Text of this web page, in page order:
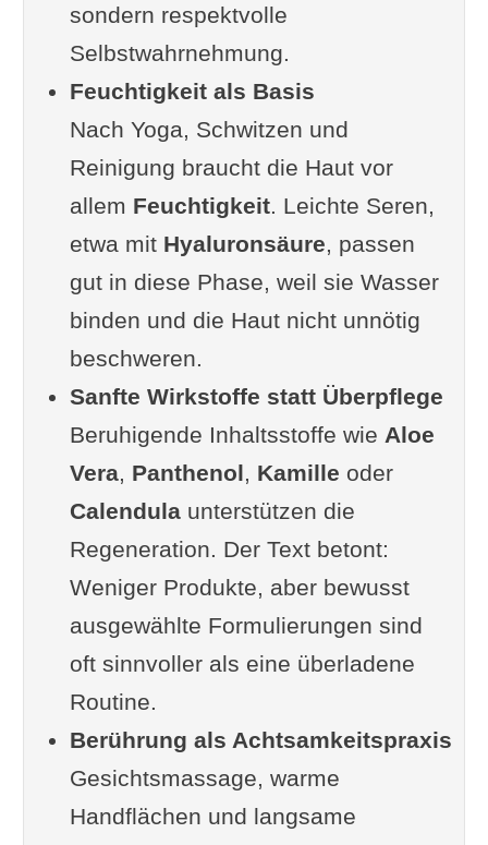
Anker
Häufig gestellte Fragen
Wie lange sollte ein
achtsames Hautpflegeritual
nach dem Yoga dauern?
Welche Produkte eignen sich
besonders gut für die Pflege
nach dem Yoga?
Lässt sich Ganzheitliche
Gesichtspflege auch ohne
Yogapraxis als
Achtsamkeitsritual nutzen?
Ergänzung oder Frage von dir
Im Zusammenhang interessant
FunFacts zum Thema Yoga &
Haut
Weiterlesen
sondern respektvolle
Selbstwahrnehmung.
Feuchtigkeit als Basis
Nach Yoga, Schwitzen und
Reinigung braucht die Haut vor
allem Feuchtigkeit. Leichte Seren,
etwa mit Hyaluronsäure, passen
gut in diese Phase, weil sie Wasser
binden und die Haut nicht unnötig
beschweren.
Sanfte Wirkstoffe statt Überpflege
Beruhigende Inhaltsstoffe wie Aloe
Vera, Panthenol, Kamille oder
Calendulaunterstützen die
Regeneration. Der Text betont:
Weniger Produkte, aber bewusst
ausgewählte Formulierungen sind
oft sinnvoller als eine überladene
Routine.
Berührung als Achtsamkeitspraxis
Gesichtsmassage, warme
Handflächen und langsame